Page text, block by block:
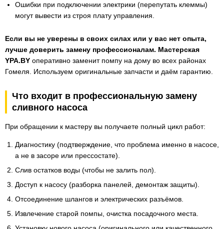
Ошибки при подключении электрики (перепутать клеммы)
могут вывести из строя плату управления.
Если вы не уверены в своих силах или у вас нет опыта,
лучше доверить замену профессионалам. Мастерская
YPA.BY оперативно заменит помпу на дому во всех районах
Гомеля. Используем оригинальные запчасти и даём гарантию.
Что входит в профессиональную замену
сливного насоса
При обращении к мастеру вы получаете полный цикл работ:
Диагностику (подтверждение, что проблема именно в насосе,
а не в засоре или прессостате).
Слив остатков воды (чтобы не залить пол).
Доступ к насосу (разборка панелей, демонтаж защиты).
Отсоединение шлангов и электрических разъёмов.
Извлечение старой помпы, очистка посадочного места.